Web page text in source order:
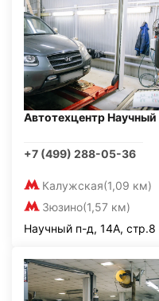
Автотехцентр Научный
+7 (499) 288-05-36
Калужская(1,09 км)
Зюзино(1,57 км)
Научный п-д, 14А, стр.8